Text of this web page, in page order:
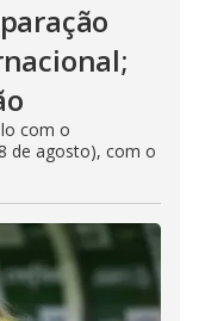
com o
de agosto), com o